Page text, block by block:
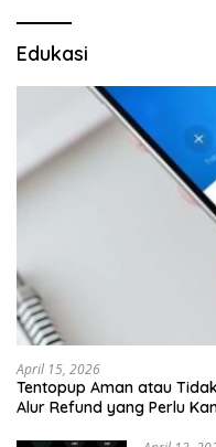
Edukasi
April 15, 2026
Tentopup Aman atau
Alur Refund yang Perlu